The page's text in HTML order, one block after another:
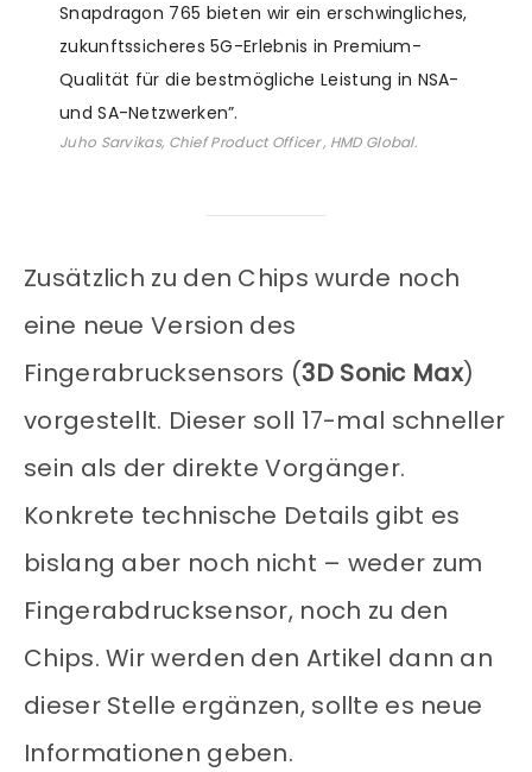
Snapdragon 765 bieten wir ein erschwingliches,
zukunftssicheres 5G-Erlebnis in Premium-
Qualität für die bestmögliche Leistung in NSA-
und SA-Netzwerken”.
Juho Sarvikas, Chief Product Officer , HMD Global.
Zusätzlich zu den Chips wurde noch
eine neue Version des
Fingerabrucksensors (3D Sonic Max)
vorgestellt. Dieser soll 17-mal schneller
sein als der direkte Vorgänger.
Konkrete technische Details gibt es
bislang aber noch nicht – weder zum
Fingerabdrucksensor, noch zu den
Chips. Wir werden den Artikel dann an
dieser Stelle ergänzen, sollte es neue
Informationen geben.